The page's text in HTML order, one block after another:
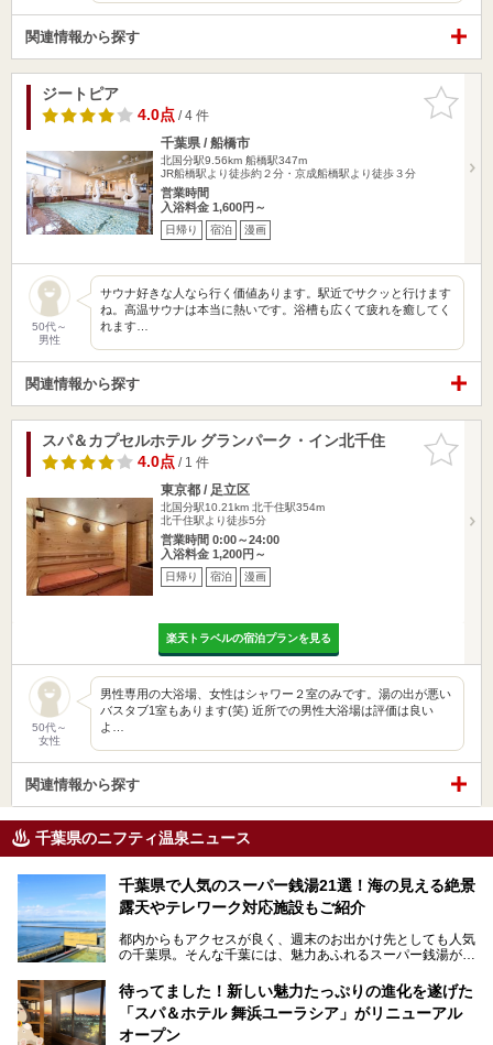
関連情報から探す
お気に入
りに追加
ジートピア
4.0点/ 4 件
千葉県 / 船橋市
北国分駅9.56km 船橋駅347m
JR船橋駅より徒歩約２分・京成船橋駅より徒歩３分
営業時間
入浴料金 1,600円～
日帰り 宿泊 漫画
50代～
男性
サウナ好きな人なら行く価値あります。駅近でサクッと行けます
ね。高温サウナは本当に熱いです。浴槽も広くて疲れを癒してく
れます…
関連情報から探す
お気に入
りに追加
スパ＆カプセルホテル グランパーク・イン北千住
4.0点/ 1 件
東京都 / 足立区
北国分駅10.21km 北千住駅354m
北千住駅より徒歩5分
営業時間 0:00～24:00
入浴料金 1,200円～
日帰り 宿泊 漫画
楽天トラベルの宿泊プランを見る
50代～
女性
男性専用の大浴場、女性はシャワー２室のみです。湯の出が悪い
バスタブ1室もあります(笑) 近所での男性大浴場は評価は良い
よ…
関連情報から探す
千葉県のニフティ温泉ニュース
千葉県で人気のスーパー銭湯21選！海の見える絶景
露天やテレワーク対応施設もご紹介
都内からもアクセスが良く、週末のお出かけ先としても人気
の千葉県。そんな千葉には、魅力あふれるスーパー銭湯がた
「サウナでしっかりととのいたい」「海が見える絶景で非日
常を味わいたい」「子連れでも気兼ねなく1日過ごした
い」。
待ってました！新しい魅力たっぷりの進化を遂げた
「スパ＆ホテル 舞浜ユーラシア」がリニューアル
オープン